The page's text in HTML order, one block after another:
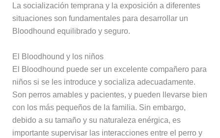
La socialización temprana y la exposición a diferentes
situaciones son fundamentales para desarrollar un
Bloodhound equilibrado y seguro.
El Bloodhound y los niños
El Bloodhound puede ser un excelente compañero para
niños si se les introduce y socializa adecuadamente.
Son perros amables y pacientes, y pueden llevarse bien
con los más pequeños de la familia. Sin embargo,
debido a su tamaño y su naturaleza enérgica, es
importante supervisar las interacciones entre el perro y